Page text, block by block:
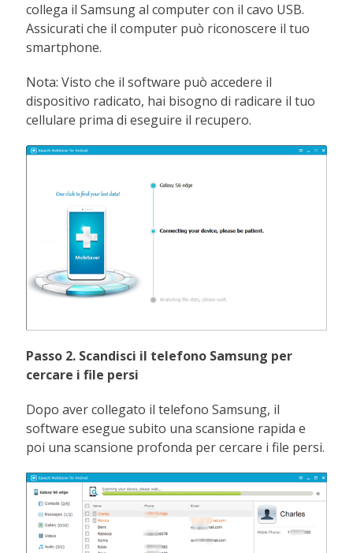
collega il Samsung al computer con il cavo USB.
Assicurati che il computer può riconoscere il tuo
smartphone.
Nota: Visto che il software può accedere il
dispositivo radicato, hai bisogno di radicare il tuo
cellulare prima di eseguire il recupero.
Passo 2. Scandisci il telefono Samsung per
cercare i file persi
Dopo aver collegato il telefono Samsung, il
software esegue subito una scansione rapida e
poi una scansione profonda per cercare i file persi.